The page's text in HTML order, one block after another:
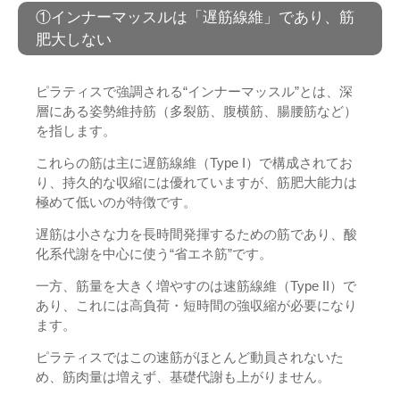
①インナーマッスルは「遅筋線維」であり、筋
肥大しない
ピラティスで強調される“インナーマッスル”とは、深
層にある姿勢維持筋（多裂筋、腹横筋、腸腰筋など）
を指します。
これらの筋は主に遅筋線維（Type I）で構成されてお
り、持久的な収縮には優れていますが、筋肥大能力は
極めて低いのが特徴です。
遅筋は小さな力を長時間発揮するための筋であり、酸
化系代謝を中心に使う“省エネ筋”です。
一方、筋量を大きく増やすのは速筋線維（Type II）で
あり、これには高負荷・短時間の強収縮が必要になり
ます。
ピラティスではこの速筋がほとんど動員されないた
め、筋肉量は増えず、基礎代謝も上がりません。